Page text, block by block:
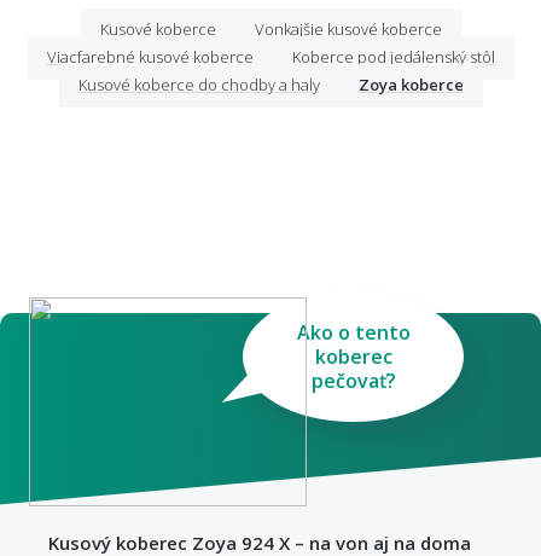
Kusové koberce
Vonkajšie kusové koberce
Viacfarebné kusové koberce
Koberce pod jedálenský stôl
Kusové koberce do chodby a haly
Zoya koberce
Ako o tento
koberec
pečovať?
Kusový koberec Zoya 924 X – na von aj na doma